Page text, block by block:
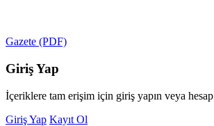
Gazete (PDF)
Giriş Yap
İçeriklere tam erişim için giriş yapın veya
Giriş Yap Kayıt Ol